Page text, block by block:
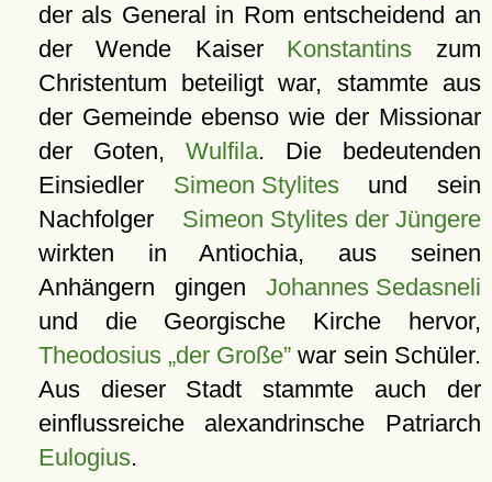
der als General in Rom entscheidend an
der Wende Kaiser Konstantins zum
Christentum beteiligt war, stammte aus
der Gemeinde ebenso wie der Missionar
der Goten, Wulfila. Die bedeutenden
Einsiedler Simeon Stylitesund sein
Nachfolger Simeon Stylites der Jüngere
wirkten in Antiochia, aus seinen
Anhängern gingen Johannes Sedasneli
und die Georgische Kirche hervor,
Theodosius „der Große”war sein Schüler.
Aus dieser Stadt stammte auch der
einflussreiche alexandrinsche Patriarch
Eulogius.